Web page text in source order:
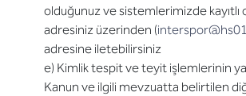
olduğunuz ve sistemlerimizde kayıtlı
adresiniz üzerinden (
adresine iletebilirsiniz
e) Kimlik tespit ve teyit işlemlerinin
Kanun ve ilgili mevzuatta belirtilen